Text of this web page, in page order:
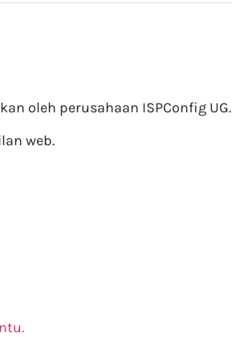
oleh perusahaan ISPConfig UG.
web.